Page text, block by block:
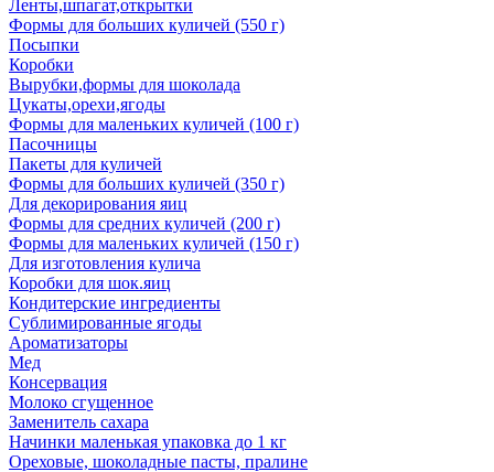
Ленты,шпагат,открытки
Формы для больших куличей (550 г)
Посыпки
Коробки
Вырубки,формы для шоколада
Цукаты,орехи,ягоды
Формы для маленьких куличей (100 г)
Пасочницы
Пакеты для куличей
Формы для больших куличей (350 г)
Для декорирования яиц
Формы для средних куличей (200 г)
Формы для маленьких куличей (150 г)
Для изготовления кулича
Коробки для шок.яиц
Кондитерские ингредиенты
Сублимированные ягоды
Ароматизаторы
Мед
Консервация
Молоко сгущенное
Заменитель сахара
Начинки маленькая упаковка до 1 кг
Ореховые, шоколадные пасты, пралине